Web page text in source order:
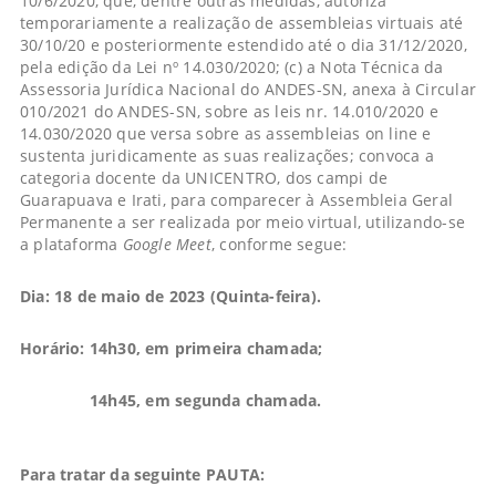
temporariamente a realização de assembleias virtuais até
30/10/20 e posteriormente estendido até o dia 31/12/2020,
pela edição da Lei nº 14.030/2020; (c) a Nota Técnica da
Assessoria Jurídica Nacional do ANDES-SN, anexa à Circular
010/2021 do ANDES-SN, sobre as leis nr. 14.010/2020 e
14.030/2020 que versa sobre as assembleias on line e
sustenta juridicamente as suas realizações; convoca a
categoria docente da UNICENTRO, dos campi de
Guarapuava e Irati, para comparecer à Assembleia Geral
Permanente a ser realizada por meio virtual, utilizando-se
a plataforma Google Meet, conforme segue:
Dia: 18 de maio de 2023 (Quinta-feira).
Horário: 14h30, em primeira chamada;
14h45, em segunda chamada.
Para tratar da seguinte PAUTA: